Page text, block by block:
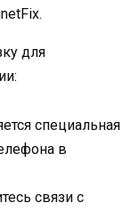
для
специальная
в
связи с